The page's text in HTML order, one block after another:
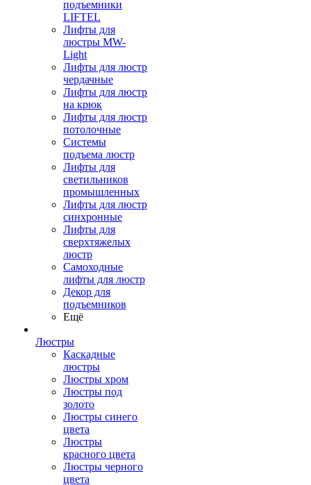
подъемники
LIFTEL
Лифты для
люстры MW-
Light
Лифты для люстр
чердачные
Лифты для люстр
на крюк
Лифты для люстр
потолочные
Системы
подъема люстр
Лифты для
светильников
промышленных
Лифты для люстр
синхронные
Лифты для
сверхтяжелых
люстр
Самоходные
лифты для люстр
Декор для
подъемников
Ещё
Люстры
Каскадные
люстры
Люстры хром
Люстры под
золото
Люстры синего
цвета
Люстры
красного цвета
Люстры черного
цвета